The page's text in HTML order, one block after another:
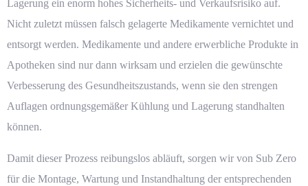
Lagerung ein enorm hohes Sicherheits- und Verkaufsrisiko auf.
Nicht zuletzt müssen falsch gelagerte Medikamente vernichtet und
entsorgt werden. Medikamente und andere erwerbliche Produkte in
Apotheken sind nur dann wirksam und erzielen die gewünschte
Verbesserung des Gesundheitszustands, wenn sie den strengen
Auflagen ordnungsgemäßer Kühlung und Lagerung standhalten
können.
Damit dieser Prozess reibungslos abläuft, sorgen wir von Sub Zero
für die Montage, Wartung und Instandhaltung der entsprechenden